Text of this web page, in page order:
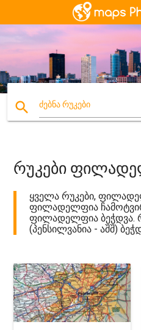
search ძებნა რუკები
რუკები
ყველა რუკები,
ფილადელფია
ფილადელფია ბეჭდვა.
(პენსილვანია - აშშ)